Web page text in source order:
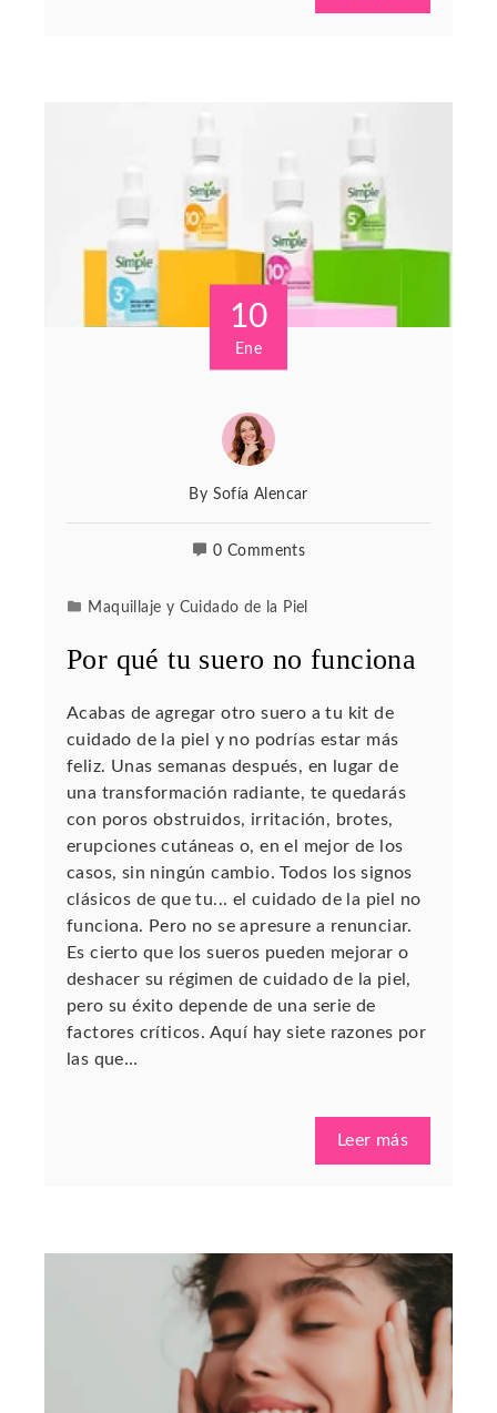
10
Ene
By Sofía Alencar
0 Comments
Maquillaje y Cuidado de la Piel
Por qué tu suero no funciona
Acabas de agregar otro suero a tu kit de
cuidado de la piel y no podrías estar más
feliz. Unas semanas después, en lugar de
una transformación radiante, te quedarás
con poros obstruidos, irritación, brotes,
erupciones cutáneas o, en el mejor de los
casos, sin ningún cambio. Todos los signos
clásicos de que tu... el cuidado de la piel no
funciona. Pero no se apresure a renunciar.
Es cierto que los sueros pueden mejorar o
deshacer su régimen de cuidado de la piel,
pero su éxito depende de una serie de
factores críticos. Aquí hay siete razones por
las que…
Leer más